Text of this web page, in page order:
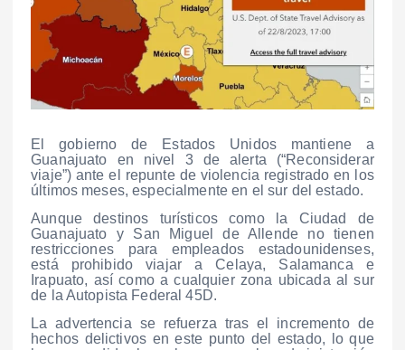
El gobierno de Estados Unidos mantiene a
Guanajuato en nivel 3 de alerta (“Reconsiderar
viaje”) ante el repunte de violencia registrado en los
últimos meses, especialmente en el sur del estado.
Aunque destinos turísticos como la Ciudad de
Guanajuato y San Miguel de Allende no tienen
restricciones para empleados estadounidenses,
está prohibido viajar a Celaya, Salamanca e
Irapuato, así como a cualquier zona ubicada al sur
de la Autopista Federal 45D.
La advertencia se refuerza tras el incremento de
hechos delictivos en este punto del estado, lo que